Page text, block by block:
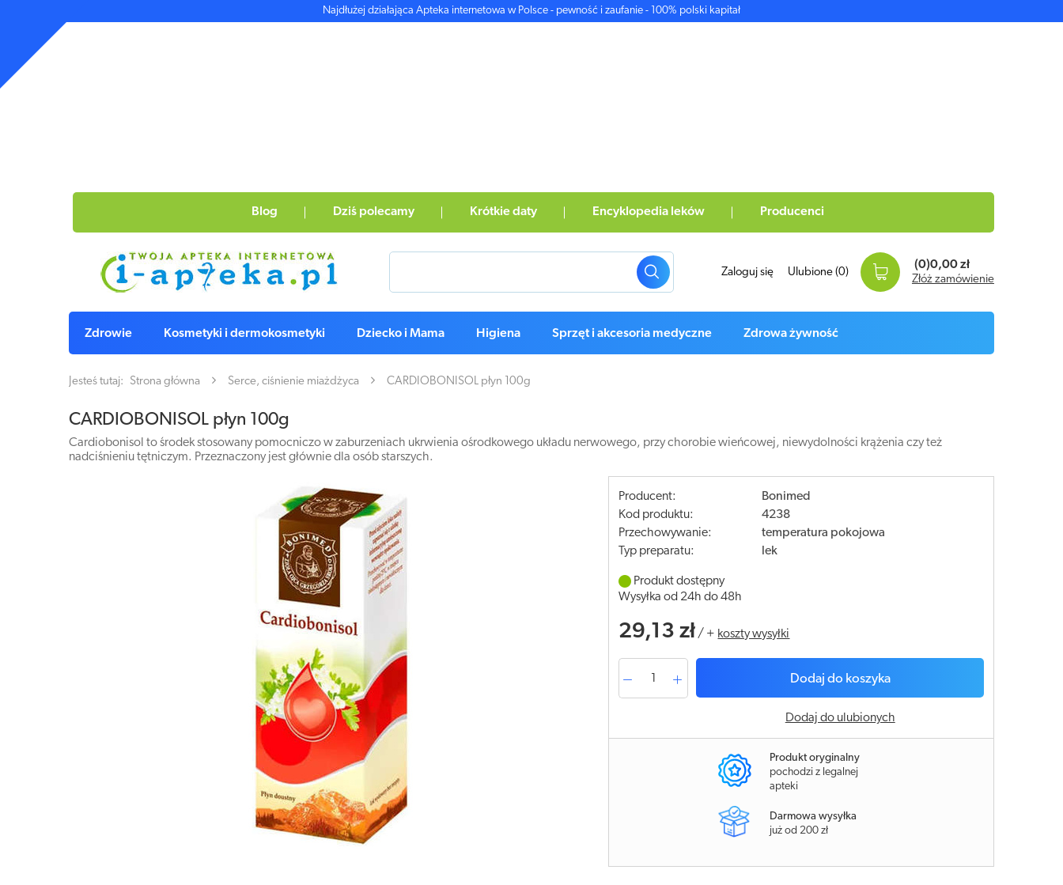
Najdłużej działająca Apteka internetowa w Polsce - pewność i zaufanie - 100% polski kapitał
Blog Dziś polecamy Krótkie daty Encyklopedia leków Producenci
Zaloguj się Ulubione (0)
(0)0,00 zł
Złóż zamówienie
Zdrowie Kosmetyki i dermokosmetyki Dziecko i Mama Higiena Sprzęt i akcesoria medyczne Zdrowa żywność
Jesteś tutaj: Strona główna Serce, ciśnienie miażdżyca CARDIOBONISOL płyn 100g
CARDIOBONISOL płyn 100g
Cardiobonisol to środek stosowany pomocniczo w zaburzeniach ukrwienia ośrodkowego układu nerwowego, przy chorobie wieńcowej, niewydolności krążenia czy też
nadciśnieniu tętniczym. Przeznaczony jest głównie dla osób starszych.
Producent:
Bonimed
Kod produktu:
4238
Przechowywanie:
temperatura pokojowa
Typ preparatu:
lek
Produkt dostępny
Wysyłka od 24h do 48h
29,13 zł / + koszty wysyłki
Dodaj do koszyka
Dodaj do ulubionych
Produkt oryginalny
pochodzi z legalnej
apteki
Darmowa wysyłka
już od 200 zł